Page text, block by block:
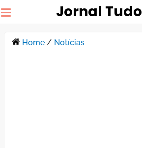
Jornal Tudo
Home/ Notícias